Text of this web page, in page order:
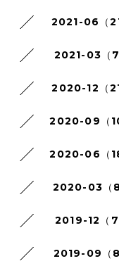
2021-06（21
2021-03（7
2020-12（21
2020-09（
2020-06（
2020-03（8
2019-12（7
2019-09（8